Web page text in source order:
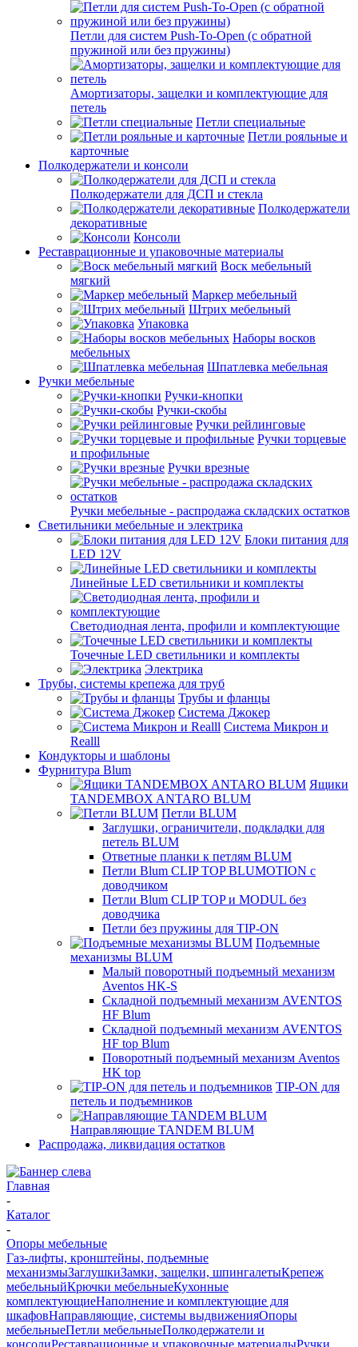
Петли для систем Push-To-Open (с обратной
пружиной или без пружины)
Амортизаторы, защелки и комплектующие для
петель
Петли специальные
Петли рояльные и
карточные
Полкодержатели и консоли
Полкодержатели для ДСП и стекла
Полкодержатели
декоративные
Консоли
Реставрационные и упаковочные материалы
Воск мебельный
мягкий
Маркер мебельный
Штрих мебельный
Упаковка
Наборы восков
мебельных
Шпатлевка мебельная
Ручки мебельные
Ручки-кнопки
Ручки-скобы
Ручки рейлинговые
Ручки торцевые
и профильные
Ручки врезные
Ручки мебельные - распродажа складских остатков
Светильники мебельные и электрика
Блоки питания для
LED 12V
Линейные LED светильники и комплекты
Светодиодная лента, профили и комплектующие
Точечные LED светильники и комплекты
Электрика
Трубы, системы крепежа для труб
Трубы и фланцы
Система Джокер
Система Микрон и
Realll
Кондукторы и шаблоны
Фурнитура Blum
Ящики
TANDEMBOX ANTARO BLUM
Петли BLUM
Заглушки, ограничители, подкладки для
петель BLUM
Ответные планки к петлям BLUM
Петли Blum CLIP TOP BLUMOTION с
доводчиком
Петли Blum CLIP TOP и MODUL без
доводчика
Петли без пружины для TIP-ON
Подъемные
механизмы BLUM
Малый поворотный подъемный механизм
Aventos HK-S
Складной подъемный механизм AVENTOS
HF Blum
Складной подъемный механизм AVENTOS
HF top Blum
Поворотный подъемный механизм Aventos
HK top
TIP-ON для
петель и подъемников
Направляющие TANDEM BLUM
Распродажа, ликвидация остатков
Главная
-
Каталог
-
Опоры мебельные
Газ-лифты, кронштейны, подъемные
механизмыЗаглушкиЗамки, защелки, шпингалетыКрепеж
мебельныйКрючки мебельныеКухонные
комплектующиеНаполнение и комплектующие для
шкафовНаправляющие, системы выдвиженияОпоры
мебельныеПетли мебельныеПолкодержатели и
консолиРеставрационные и упаковочные материалыРучки